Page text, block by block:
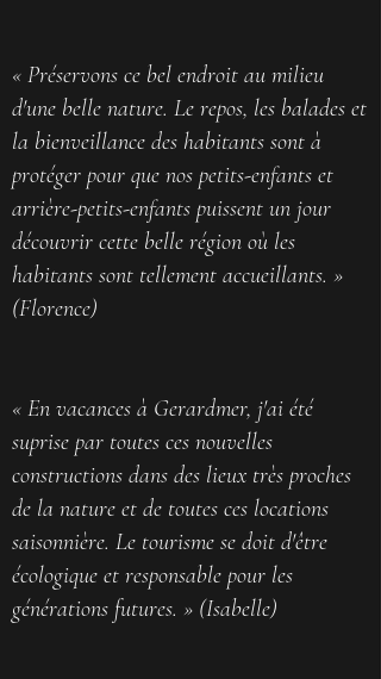
« Préservons ce bel endroit au milieu
d'une belle nature. Le repos, les balades et
la bienveillance des habitants sont à
protéger pour que nos petits-enfants et
arrière-petits-enfants puissent un jour
découvrir cette belle région où les
habitants sont tellement accueillants. »
(Florence)
« En vacances à Gerardmer, j'ai été
suprise par toutes ces nouvelles
constructions dans des lieux très proches
de la nature et de toutes ces locations
saisonnière. Le tourisme se doit d'être
écologique et responsable pour les
générations futures. » (Isabelle)